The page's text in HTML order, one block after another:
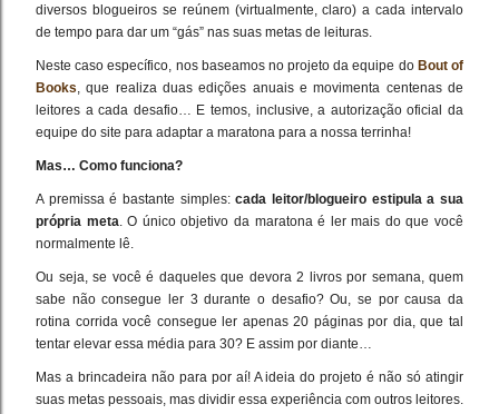
diversos blogueiros se reúnem (virtualmente, claro) a cada intervalo
de tempo para dar um “gás” nas suas metas de leituras.
Neste caso específico, nos baseamos no projeto da equipe do Bout of
Books , que realiza duas edições anuais e movimenta centenas de
leitores a cada desafio… E temos, inclusive, a autorização oficial da
equipe do site para adaptar a maratona para a nossa terrinha!
Mas… Como funciona?
A premissa é bastante simples:cada leitor/blogueiro estipula a sua
própria meta . O único objetivo da maratona é ler mais do que você
normalmente lê.
Ou seja, se você é daqueles que devora 2 livros por semana, quem
sabe não consegue ler 3 durante o desafio? Ou, se por causa da
rotina corrida você consegue ler apenas 20 páginas por dia, que tal
tentar elevar essa média para 30? E assim por diante…
Mas a brincadeira não para por aí! A ideia do projeto é não só atingir
suas metas pessoais, mas dividir essa experiência com outros leitores.